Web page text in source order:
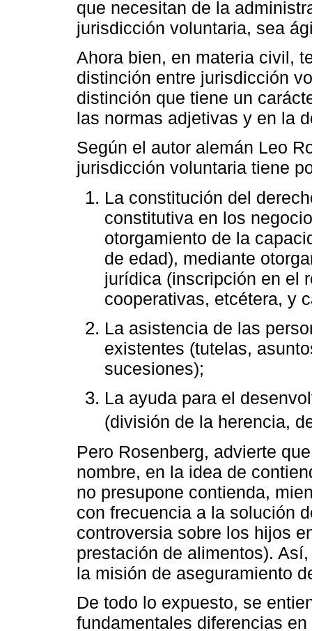
que necesitan de la
jurisdicción voluntaria, sea
Ahora bien, en materia civil,
distinción entre jurisdicción
distinción que tiene un
las normas adjetivas y en la
Según el autor alemán Leo
jurisdicción voluntaria tiene
La constitución del
constitutiva en los
otorgamiento de la
de edad), mediante
jurídica (inscripción en el
cooperativas, etcétera, y
La asistencia de las
existentes (tutelas,
sucesiones);
La ayuda para el
(división de la herencia,
Pero Rosenberg, advierte
nombre, en la idea de
no presupone contienda,
con frecuencia a la solución
controversia sobre los hijos
prestación de alimentos).
la misión de aseguramiento
De todo lo expuesto, se
fundamentales diferencias